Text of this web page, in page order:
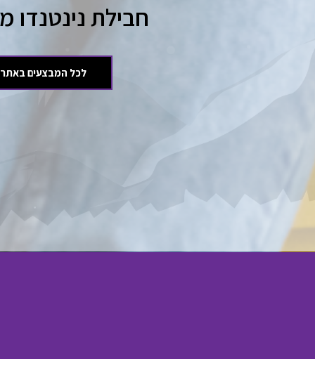
חבילת נינטנדו
לכל המבצעים באתר